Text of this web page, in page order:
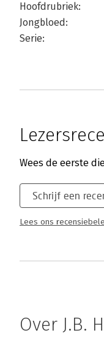
Hoofdrubriek:
Jongbloed:
Serie:
Wees de eerste
Schrijf een
Lees ons
Over J.B.